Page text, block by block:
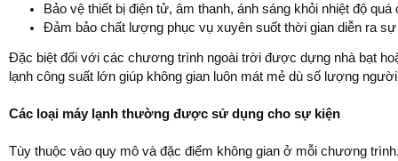
Bảo vệ thiết bị điện tử, âm thanh, ánh sáng khỏi nhiệt độ quá
Đảm bảo chất lượng phục vụ xuyên suốt thời gian diễn ra
Đặc biệt đối với các chương trình ngoài trời được dựng nhà bạt
lạnh công suất lớn giúp không gian luôn mát mẻ dù số lượng
Các loại máy lạnh thường được sử dụng cho sự kiện
Tùy thuộc vào quy mô và đặc điểm không gian ở mỗi chương